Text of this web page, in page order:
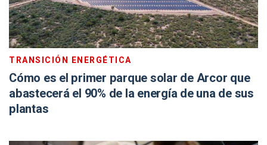
TRANSICIÓN ENERGÉTICA
Cómo es el primer parque solar de Arcor que
abastecerá el 90% de la energía de una de sus
plantas